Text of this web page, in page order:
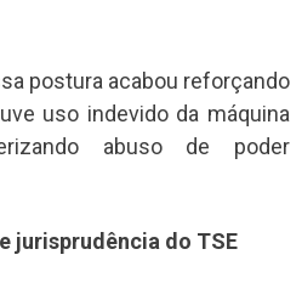
postura acabou reforçando
uso indevido da máquina
abuso de poder
jurisprudência do TSE